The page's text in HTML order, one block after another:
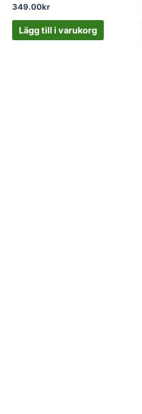
349.00kr
Lägg till i varukorg